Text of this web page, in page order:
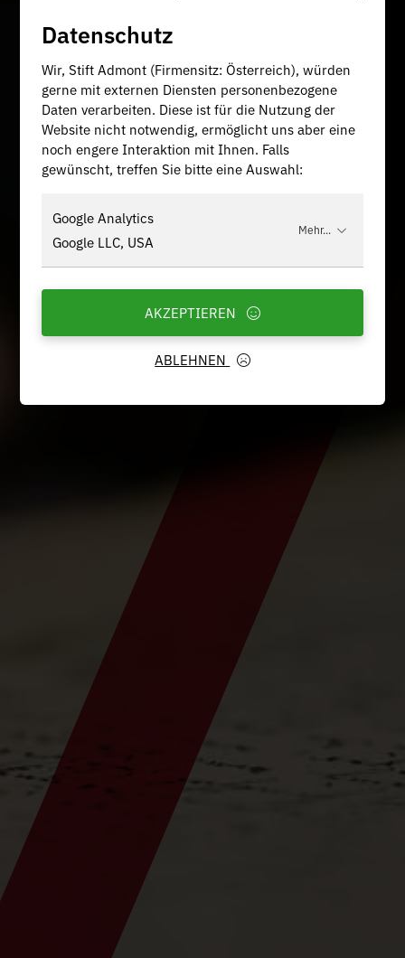
Datenschutz
Wir, Stift Admont (Firmensitz: Österreich), würden
gerne mit externen Diensten personenbezogene
Daten verarbeiten. Diese ist für die Nutzung der
Website nicht notwendig, ermöglicht uns aber eine
noch engere Interaktion mit Ihnen. Falls
gewünscht, treffen Sie bitte eine Auswahl:
Google Analytics
Google LLC, USA
Mehr...
ABLEHNEN
AKZEPTIEREN